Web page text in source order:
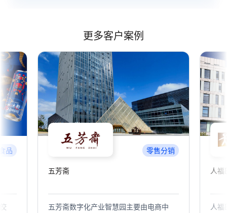
更多客户案例
品
零售分销
五芳斋
五芳斋数字化产业智慧园主要由电商中
人福
人